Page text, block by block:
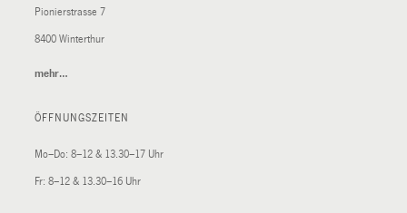
Pionierstrasse 7
8400 Winterthur
mehr…
ÖFFNUNGSZEITEN
Mo–Do: 8–12 & 13.30–17 Uhr
Fr: 8–12 & 13.30–16 Uhr